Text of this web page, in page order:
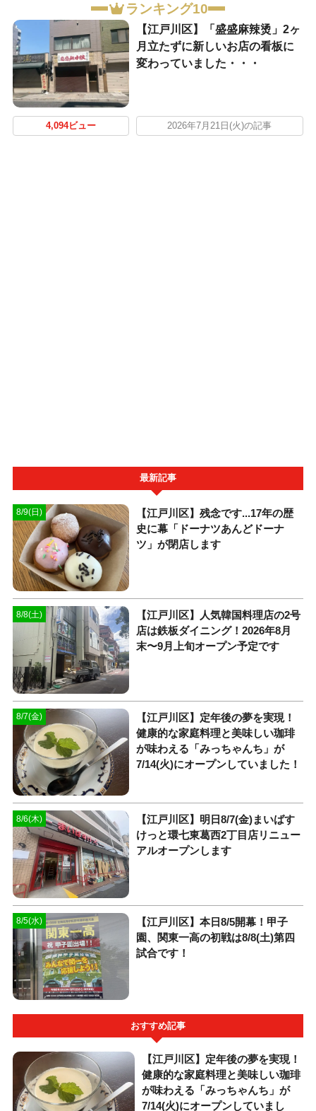
ランキング10
【江戸川区】「盛盛麻辣烫」2ヶ
月立たずに新しいお店の看板に
変わっていました・・・
4,094ビュー 2026年7月21日(火)の記事
最新記事
8/9(日)
【江戸川区】残念です...17年の歴
史に幕「ドーナツあんどドーナ
ツ」が閉店します
8/8(土)
【江戸川区】人気韓国料理店の2号
店は鉄板ダイニング！2026年8月
末〜9月上旬オープン予定です
8/7(金)
【江戸川区】定年後の夢を実現！
健康的な家庭料理と美味しい珈琲
が味わえる「みっちゃんち」が
7/14(火)にオープンしていました！
8/6(木)
【江戸川区】明日8/7(金)まいばす
けっと環七東葛西2丁目店リニュー
アルオープンします
8/5(水)
【江戸川区】本日8/5開幕！甲子
園、関東一高の初戦は8/8(土)第四
試合です！
おすすめ記事
【江戸川区】定年後の夢を実現！
健康的な家庭料理と美味しい珈琲
が味わえる「みっちゃんち」が
7/14(火)にオープンしていまし